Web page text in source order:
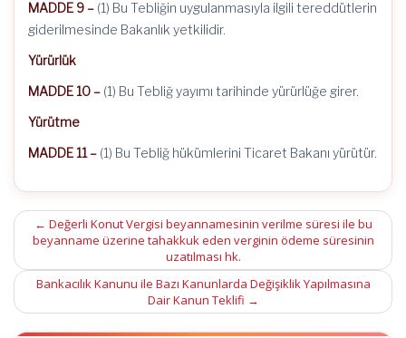
MADDE 9 – (1) Bu Tebliğin uygulanmasıyla ilgili tereddütlerin
giderilmesinde Bakanlık yetkilidir.
Yürürlük
MADDE 10 – (1) Bu Tebliğ yayımı tarihinde yürürlüğe girer.
Yürütme
MADDE 11 – (1) Bu Tebliğ hükümlerini Ticaret Bakanı yürütür.
Post
navigation
← Değerli Konut Vergisi beyannamesinin verilme süresi ile bu
beyanname üzerine tahakkuk eden verginin ödeme süresinin
uzatılması hk.
Bankacılık Kanunu ile Bazı Kanunlarda Değişiklik Yapılmasına
Dair Kanun Teklifi →